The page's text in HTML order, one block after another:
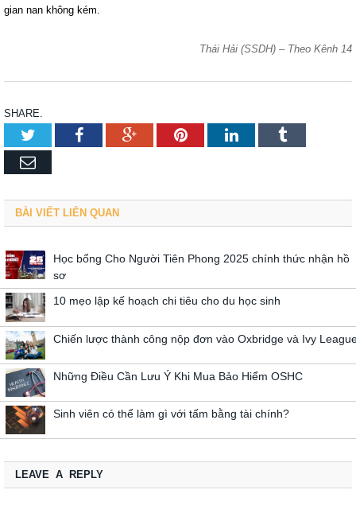
gian nan không kém.
Thái Hải (SSDH) – Theo Kênh 14
SHARE.
TwitterFacebookGoogle+PinterestLinkedInTumblr
Email
BÀI VIẾT LIÊN QUAN
Học bổng Cho Người Tiên Phong 2025 chính thức nhận hồ
sơ
10 mẹo lập kế hoạch chi tiêu cho du học sinh
Chiến lược thành công nộp đơn vào Oxbridge và Ivy
Những Điều Cần Lưu Ý Khi Mua Bảo Hiểm OSHC
Sinh viên có thể làm gì với tấm bằng tài chính?
LEAVE A REPLY